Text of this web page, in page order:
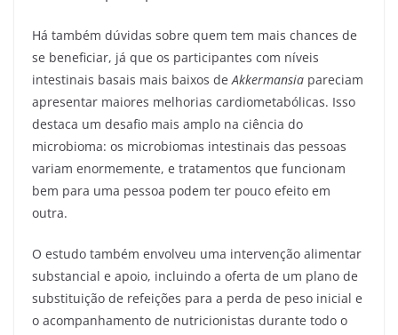
Há também dúvidas sobre quem tem mais chances de
se beneficiar, já que os participantes com níveis
intestinais basais mais baixos deAkkermansia pareciam
apresentar maiores melhorias cardiometabólicas. Isso
destaca um desafio mais amplo na ciência do
microbioma: os microbiomas intestinais das pessoas
variam enormemente, e tratamentos que funcionam
bem para uma pessoa podem ter pouco efeito em
outra.
O estudo também envolveu uma intervenção alimentar
substancial e apoio, incluindo a oferta de um plano de
substituição de refeições para a perda de peso inicial e
o acompanhamento de nutricionistas durante todo o